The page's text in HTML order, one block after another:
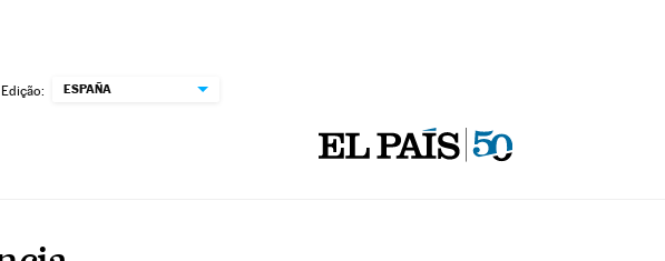
Edição: ESPAÑA